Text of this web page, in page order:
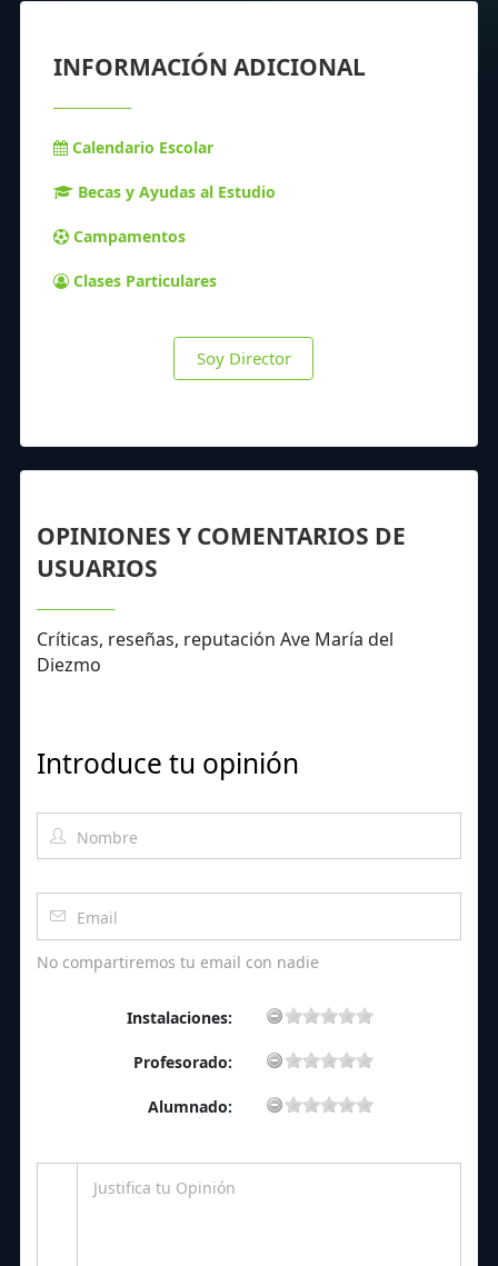
INFORMACIÓN ADICIONAL
Calendario Escolar
Becas y Ayudas al Estudio
Campamentos
Clases Particulares
Soy Director
OPINIONES Y COMENTARIOS DE
USUARIOS
Críticas, reseñas, reputación Ave María del
Diezmo
Introduce tu opinión
No compartiremos tu email con nadie
Instalaciones:
Profesorado:
Alumnado: